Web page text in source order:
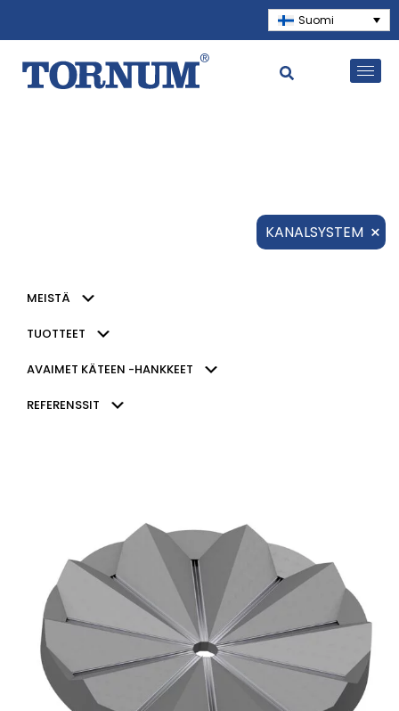
Suomi
KANALSYSTEM ×
MEISTÄ
TUOTTEET
AVAIMET KÄTEEN -HANKKEET
REFERENSSIT